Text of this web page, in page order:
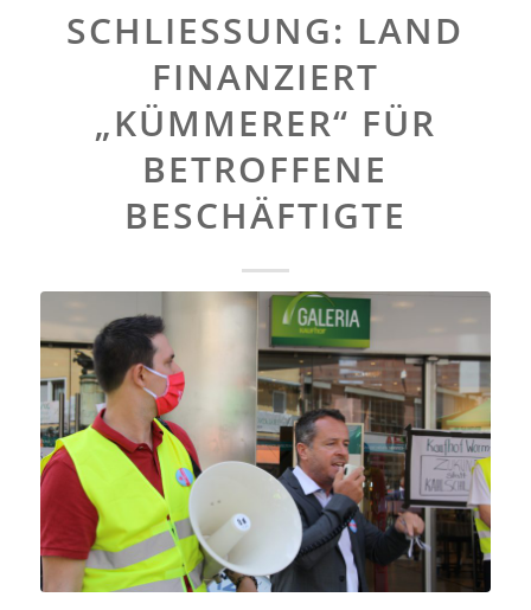
SCHLIESSUNG: LAND F
INANZIERT „
KÜMMERER“ FÜR B
ETROFFENE B
ESCHÄFTIGTE